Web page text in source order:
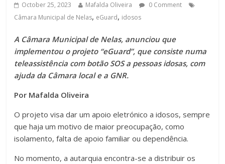
October 25, 2023 Mafalda Oliveira
0 Comment
Câmara Municipal de Nelas, eGuard, idosos
A Câmara Municipal de Nelas, anunciou que
implementou o projeto “eGuard”, que consiste numa
teleassistência com botão SOS a pessoas idosas, com
ajuda da Câmara local e a GNR.
Por Mafalda Oliveira
O projeto visa dar um apoio eletrónico a idosos, sempre
que haja um motivo de maior preocupação, como
isolamento, falta de apoio familiar ou dependência.
No momento, a autarquia encontra-se a distribuir os